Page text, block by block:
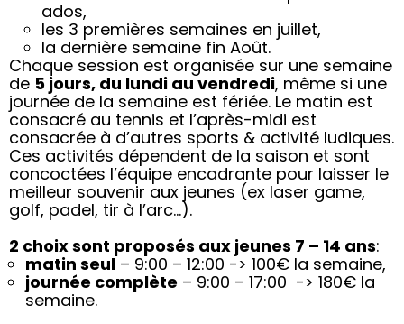
ados,
les 3 premières semaines en juillet,
la dernière semaine fin Août.
Chaque session est organisée sur une semaine
de 5 jours, du lundi au vendredi, même si une
journée de la semaine est fériée. Le matin est
consacré au tennis et l’après-midi est
consacrée à d’autres sports & activité ludiques.
Ces activités dépendent de la saison et sont
concoctées l’équipe encadrante pour laisser le
meilleur souvenir aux jeunes (ex laser game,
golf, padel, tir à l’arc…).
2 choix sont proposés aux jeunes 7 – 14 ans:
matin seul– 9:00 – 12:00 -> 100€ la semaine,
journée complète – 9:00 – 17:00 -> 180€ la
semaine.